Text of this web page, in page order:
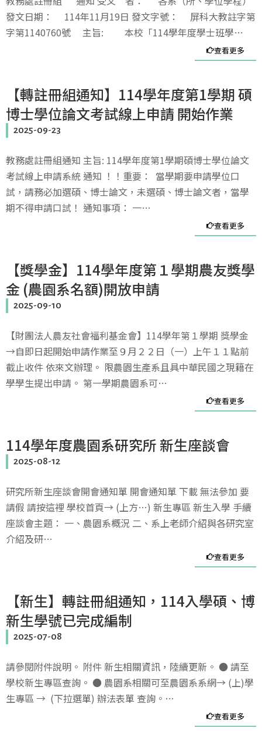
發文日期： 114年11月19日 發文字號： 屏科大教註字第
字第1140760號 主旨: 本校「114學年度學士班學…
查看更多
【轉註冊組通知】114學年度第1學期 碩
博士學位論文考試線上申請 開始作業
2025-09-23
教務處註冊組通知 主旨: 114學年度第1學期碩博士學位論文
考試線上申請系統 通知 ！！重要： 當學期要申請學位口
試，請務必加選碩、博士論文，未選碩、博士論文者，當學
期不得申請口試！ 通知事項： 一…
查看更多
【獎學金】114學年度第１學期農友獎學
金 (農園系名額)開放申請
2025-09-10
【財團法人農友社會福利基金會】114學年第１學期 獎學金
→自即日起開始申請作業至９月２２日（一）上午１１點前
截止收件 依來文辦理。 限農園生產系且具中華民國之現籍在
學學生提出申請。 第一學期農園系可…
查看更多
114學年度農園系研究所 新生座談會
2025-08-12
研究所新生座談會開會通知單 開會通知單 下載 無法參加 要
請假 請按這裡 學校首頁→ (上方…) 新生專區 新生入學 手續
座談會主題： 一、農園系概況 二、系上老師介紹與各研究室
介紹及研…
查看更多
【新生】轉註冊組通知，114入學碩、博
新生學號已完成編制
2025-07-08
請參閱附件說明。 附件 新生相關資訊，陸續更新。 ● 請至
學校新生專區查詢。 ● 農園系相關可至農園系系網→ (上)學
生專區 → (下拉選單) 辦法表單 查詢。…
查看更多